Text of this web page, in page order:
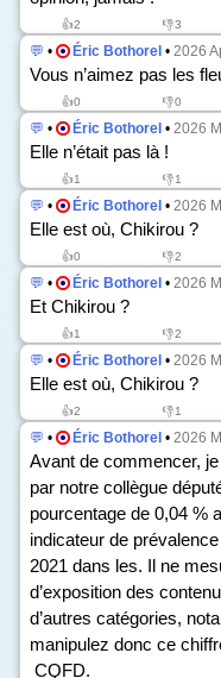
👍2 👎3
💬 • Éric Bothorel • 2026
Vous n’aimez pas les
👍0 👎0
💬 • Éric Bothorel • 2026
Elle n’était pas là !
👍1 👎1
💬 • Éric Bothorel • 2026
Elle est où, Chikirou ?
👍0 👎2
💬 • Éric Bothorel • 2026
Et Chikirou ?
👍1 👎2
💬 • Éric Bothorel • 2026
Elle est où, Chikirou ?
👍2 👎1
💬 • Éric Bothorel • 2026
Avant de commencer,
par notre collègue
pourcentage de 0,04 %
indicateur de
2021 dans les. Il ne
d’exposition des
d’autres catégories,
manipulez donc ce
CQFD.